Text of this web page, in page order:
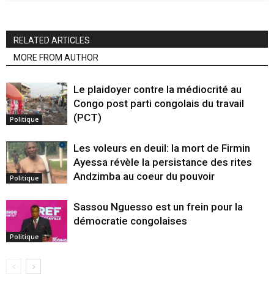
RELATED ARTICLES
MORE FROM AUTHOR
Politique
Le plaidoyer contre la médiocrité au
Congo post parti congolais du travail
(PCT)
Politique
Les voleurs en deuil: la mort de Firmin
Ayessa révèle la persistance des rites
Andzimba au coeur du pouvoir
Politique
Sassou Nguesso est un frein pour la
démocratie congolaises